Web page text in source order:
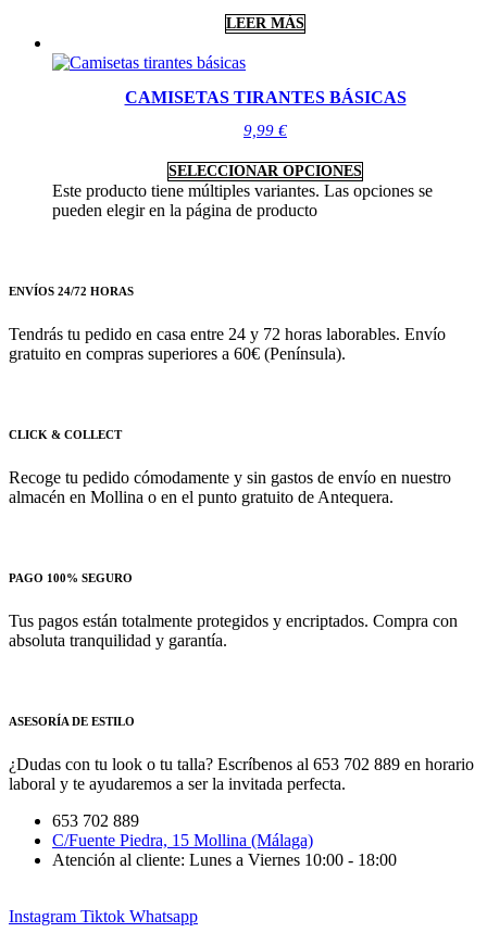
LEER MÁS
CAMISETAS TIRANTES BÁSICAS
9,99 €
SELECCIONAR OPCIONES
Este producto tiene múltiples variantes. Las opciones se
pueden elegir en la página de producto
ENVÍOS 24/72 HORAS
Tendrás tu pedido en casa entre 24 y 72 horas laborables. Envío
gratuito en compras superiores a 60€ (Península).
CLICK & COLLECT
Recoge tu pedido cómodamente y sin gastos de envío en nuestro
almacén en Mollina o en el punto gratuito de Antequera.
PAGO 100% SEGURO
Tus pagos están totalmente protegidos y encriptados. Compra con
absoluta tranquilidad y garantía.
ASESORÍA DE ESTILO
¿Dudas con tu look o tu talla? Escríbenos al 653 702 889 en horario
laboral y te ayudaremos a ser la invitada perfecta.
653 702 889
C/Fuente Piedra, 15 Mollina (Málaga)
Atención al cliente: Lunes a Viernes 10:00 - 18:00
Instagram Tiktok Whatsapp